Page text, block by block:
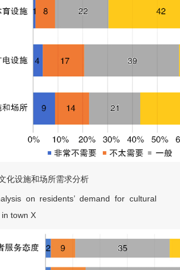
化设施和场所需求分析
on residents’ demand for cultural
town X